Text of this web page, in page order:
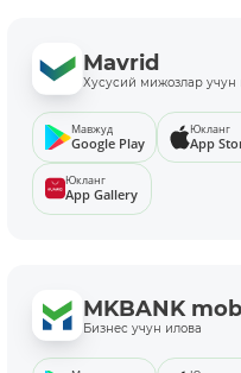
Mavrid
Хусусий мижозлар учун
Мавжуд
Google Play
Юкланг
App
Юкланг
App Gallery
MKBANK
Бизнес учун илова